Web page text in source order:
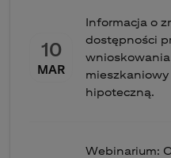
10
MAR
Informacja o
dostępności
mieszkaniowy
hipoteczną.
Webinarium: